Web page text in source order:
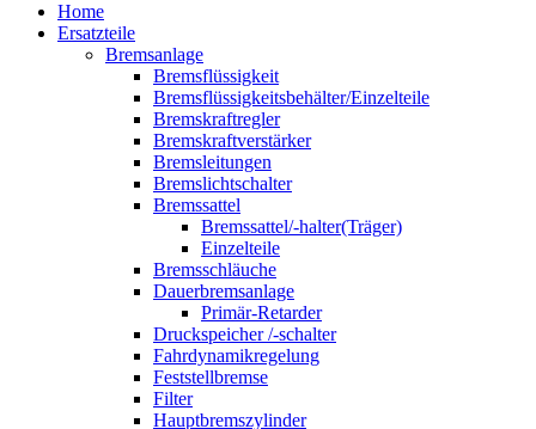
Home
Ersatzteile
Bremsanlage
Bremsflüssigkeit
Bremsflüssigkeitsbehälter/Einzelteile
Bremskraftregler
Bremskraftverstärker
Bremsleitungen
Bremslichtschalter
Bremssattel
Bremssattel/-halter(Träger)
Einzelteile
Bremsschläuche
Dauerbremsanlage
Primär-Retarder
Druckspeicher /-schalter
Fahrdynamikregelung
Feststellbremse
Filter
Hauptbremszylinder